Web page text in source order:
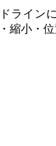
ライン
縮小・